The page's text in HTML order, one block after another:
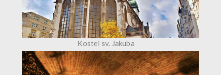
Kostel sv. Jakuba